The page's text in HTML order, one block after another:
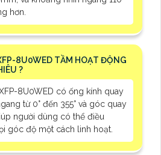
hơn.
8U0WED TẦM HOẠT ĐỘNG
?
8U0WED có ống kính quay
từ 0° đến 355° và góc quay
người dùng có thể điều
góc độ một cách linh hoạt.